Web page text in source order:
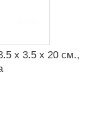
x 3.5 x 20 см.,